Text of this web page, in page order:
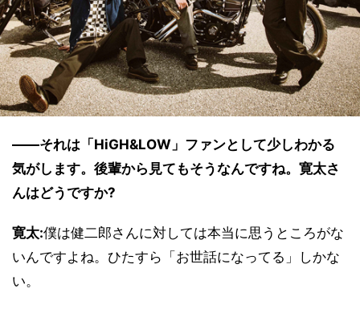
――それは「HiGH&LOW」ファンとして少しわかる
気がします。後輩から見てもそうなんですね。寛太さ
んはどうですか?
寛太:僕は健二郎さんに対しては本当に思うところがな
いんですよね。ひたすら「お世話になってる」しかな
い。